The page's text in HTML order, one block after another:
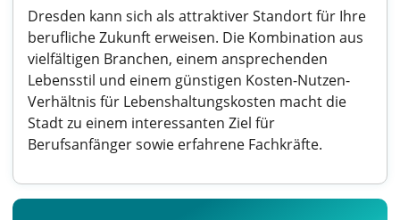
Dresden kann sich als attraktiver Standort für Ihre
berufliche Zukunft erweisen. Die Kombination aus
vielfältigen Branchen, einem ansprechenden
Lebensstil und einem günstigen Kosten-Nutzen-
Verhältnis für Lebenshaltungskosten macht die
Stadt zu einem interessanten Ziel für
Berufsanfänger sowie erfahrene Fachkräfte.